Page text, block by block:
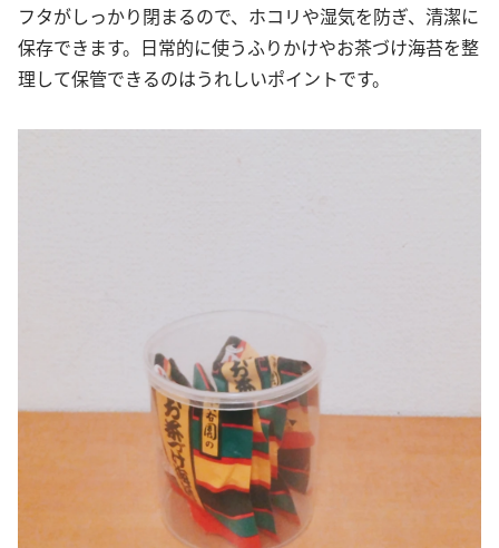
フタがしっかり閉まるので、ホコリや湿気を防ぎ、清潔に
保存できます。日常的に使うふりかけやお茶づけ海苔を整
理して保管できるのはうれしいポイントです。